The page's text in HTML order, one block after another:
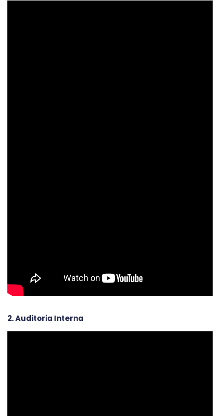
2. Auditoria Interna